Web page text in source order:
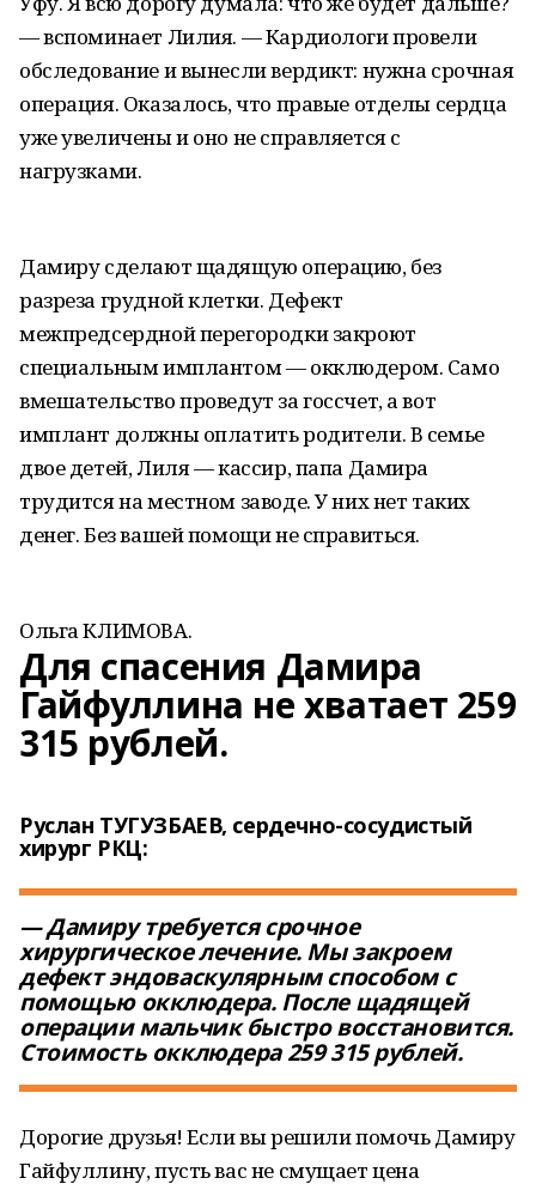
— вспоминает Лилия. — Кардиологи провели
обследование и вынесли вердикт: нужна срочная
операция. Оказалось, что правые отделы сердца
уже увеличены и оно не справляется с
нагрузками.
Дамиру сделают щадящую операцию, без
разреза грудной клетки. Дефект
межпредсердной перегородки закроют
специальным имплантом — окклюдером. Само
вмешательство проведут за госсчет, а вот
имплант должны оплатить родители. В семье
двое детей, Лиля — кассир, папа Дамира
трудится на местном заводе. У них нет таких
денег. Без вашей помощи не справиться.
Ольга КЛИМОВА.
Для спасения Дамира
Гайфуллина не хватает 259
315 рублей.
Руслан ТУГУЗБАЕВ, сердечно-сосудистый
хирург РКЦ:
— Дамиру требуется срочное
хирургическое лечение. Мы закроем
дефект эндоваскулярным способом с
помощью окклюдера. После щадящей
операции мальчик быстро восстановится.
Стоимость окклюдера 259 315 рублей.
Дорогие друзья! Если вы решили помочь Дамиру
Гайфуллину, пусть вас не смущает цена